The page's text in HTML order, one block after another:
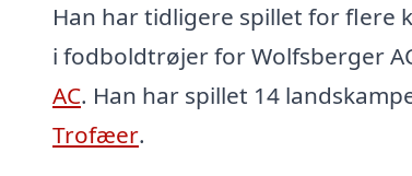
Han har tidligere spillet for flere
i fodboldtrøjer for Wolfsberger
AC. Han har spillet 14
Trofæer.